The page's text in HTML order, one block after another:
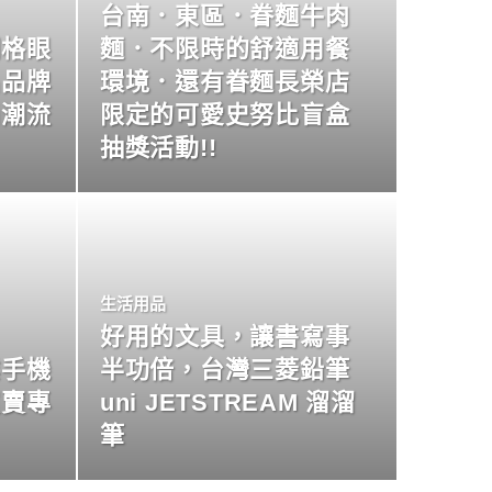
眼
牌
流
台南．東區．眷麵牛肉
麵．不限時的舒適用餐
環境．還有眷麵長榮店
限定的可愛史努比盲盒
抽獎活動!!
機
專
生活用品
好用的文具，讓書寫事
半功倍，台灣三菱鉛筆
uni JETSTREAM 溜溜
筆